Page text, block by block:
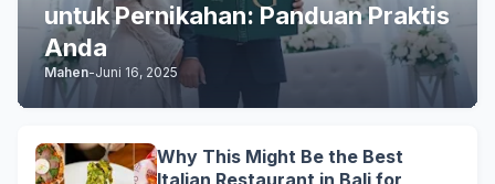
untuk Pernikahan: Panduan Praktis
Anda
Mahen-Juni 16, 2025
Why This Might Be the Best
Italian Restaurant in Bali for